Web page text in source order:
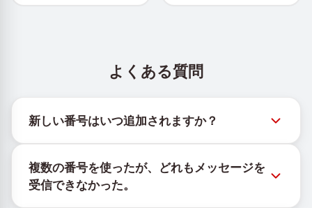
よくある質問
新しい番号はいつ追加されますか？
@TigerSMSofficial_bot で確認できます。このチャン
ネルは最新の番号在庫にアクセスできるよう、タイム
リーな更新を提供します。
複数の番号を使ったが、どれもメッセージを
受信できなかった。